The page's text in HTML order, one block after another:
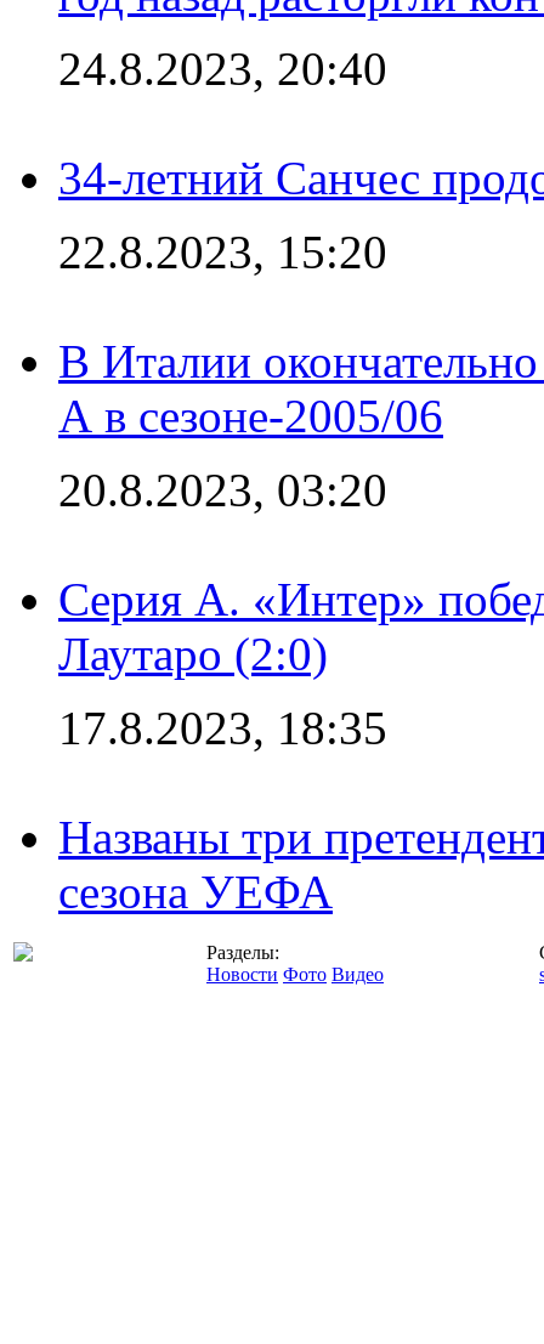
24.8.2023, 20:40
34-летний Санчес
22.8.2023, 15:20
В Италии
А в сезоне-2005/06
20.8.2023, 03:20
Серия А. «Интер»
Лаутаро (2:0)
17.8.2023, 18:35
Названы три
сезона УЕФА
Разделы:
Новости Фото Видео